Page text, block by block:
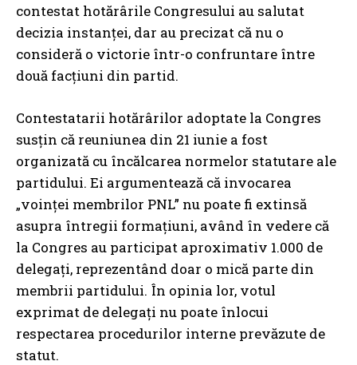
contestat hotărârile Congresului au salutat
decizia instanței, dar au precizat că nu o
consideră o victorie într-o confruntare între
două facțiuni din partid.
Contestatarii hotărârilor adoptate la Congres
susțin că reuniunea din 21 iunie a fost
organizată cu încălcarea normelor statutare ale
partidului. Ei argumentează că invocarea
„voinței membrilor PNL” nu poate fi extinsă
asupra întregii formațiuni, având în vedere că
la Congres au participat aproximativ 1.000 de
delegați, reprezentând doar o mică parte din
membrii partidului. În opinia lor, votul
exprimat de delegați nu poate înlocui
respectarea procedurilor interne prevăzute de
statut.